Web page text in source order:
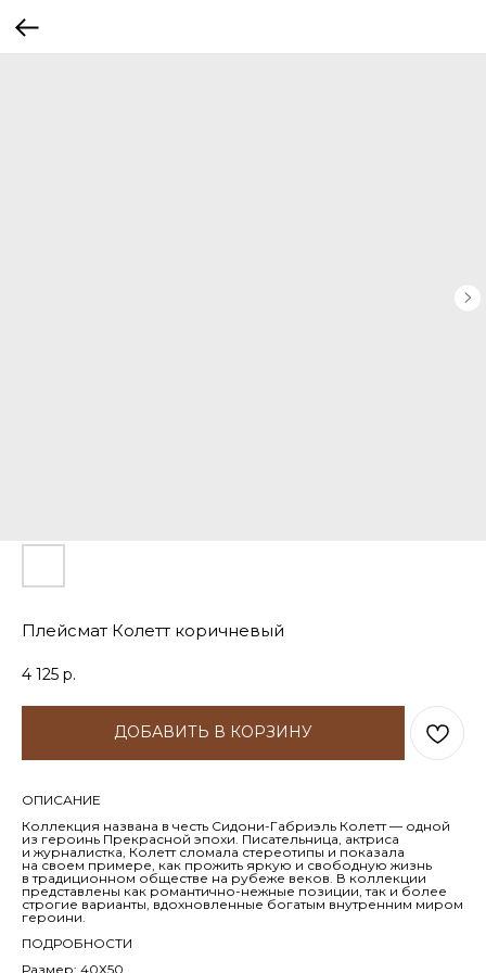
Плейсмат Колетт коричневый
4 125 р.
ДОБАВИТЬ В КОРЗИНУ
ОПИСАНИЕ
Коллекция названа в честь Сидони-Габриэль Колетт — одной
из героинь Прекрасной эпохи. Писательница, актриса
и журналистка, Колетт сломала стереотипы и показала
на своем примере, как прожить яркую и свободную жизнь
в традиционном обществе на рубеже веков. В коллекции
представлены как романтично-нежные позиции, так и более
строгие варианты, вдохновленные богатым внутренним миром
героини.
ПОДРОБНОСТИ
Размер: 40Х50